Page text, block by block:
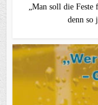
„Man soll die
denn so